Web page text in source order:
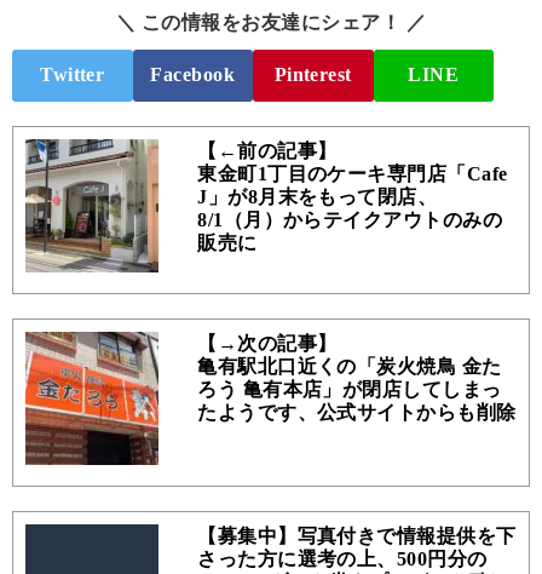
＼ この情報をお友達にシェア！ ／
Twitter Facebook Pinterest LINE
【←前の記事】
東金町1丁目のケーキ専門店「Cafe
J」が8月末をもって閉店、
8/1（月）からテイクアウトのみの
販売に
【→次の記事】
亀有駅北口近くの「炭火焼鳥 金た
ろう 亀有本店」が閉店してしまっ
たようです、公式サイトからも削除
【募集中】写真付きで情報提供を下
さった方に選考の上、500円分の